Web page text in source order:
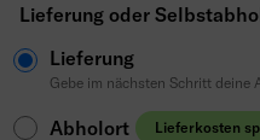
Lieferung oder
Lieferung
Gebe im nächsten Schritt deine
Abholort Lieferkosten